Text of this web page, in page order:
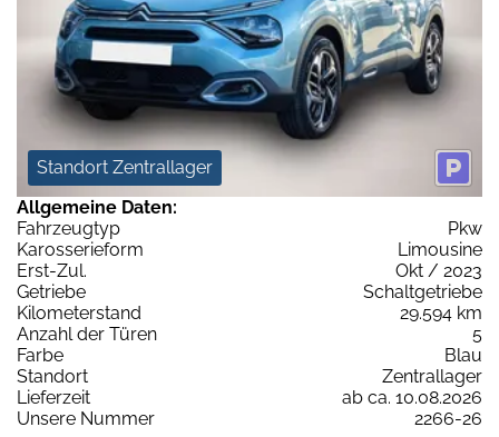
Standort Zentrallager
Allgemeine Daten:
Fahrzeugtyp
Pkw
Karosserieform
Limousine
Erst-Zul.
Okt / 2023
Getriebe
Schaltgetriebe
Kilometerstand
29.594 km
Anzahl der Türen
5
Farbe
Blau
Standort
Zentrallager
Lieferzeit
ab ca. 10.08.2026
Unsere Nummer
2266-26